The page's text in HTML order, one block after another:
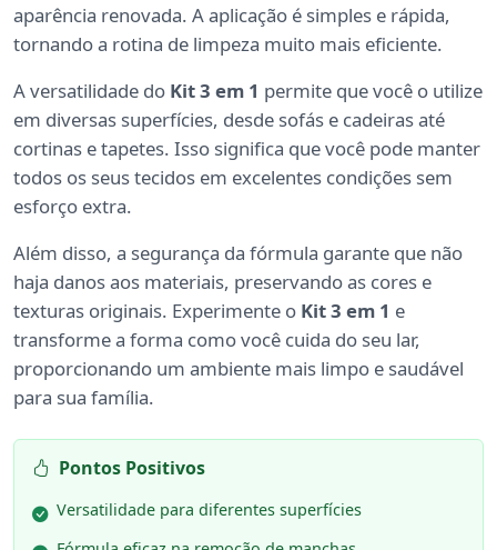
aparência renovada. A aplicação é simples e rápida,
tornando a rotina de limpeza muito mais eficiente.
A versatilidade do Kit 3 em 1 permite que você o utilize
em diversas superfícies, desde sofás e cadeiras até
cortinas e tapetes. Isso significa que você pode manter
todos os seus tecidos em excelentes condições sem
esforço extra.
Além disso, a segurança da fórmula garante que não
haja danos aos materiais, preservando as cores e
texturas originais. Experimente o Kit 3 em 1 e
transforme a forma como você cuida do seu lar,
proporcionando um ambiente mais limpo e saudável
para sua família.
Pontos Positivos
Versatilidade para diferentes superfícies